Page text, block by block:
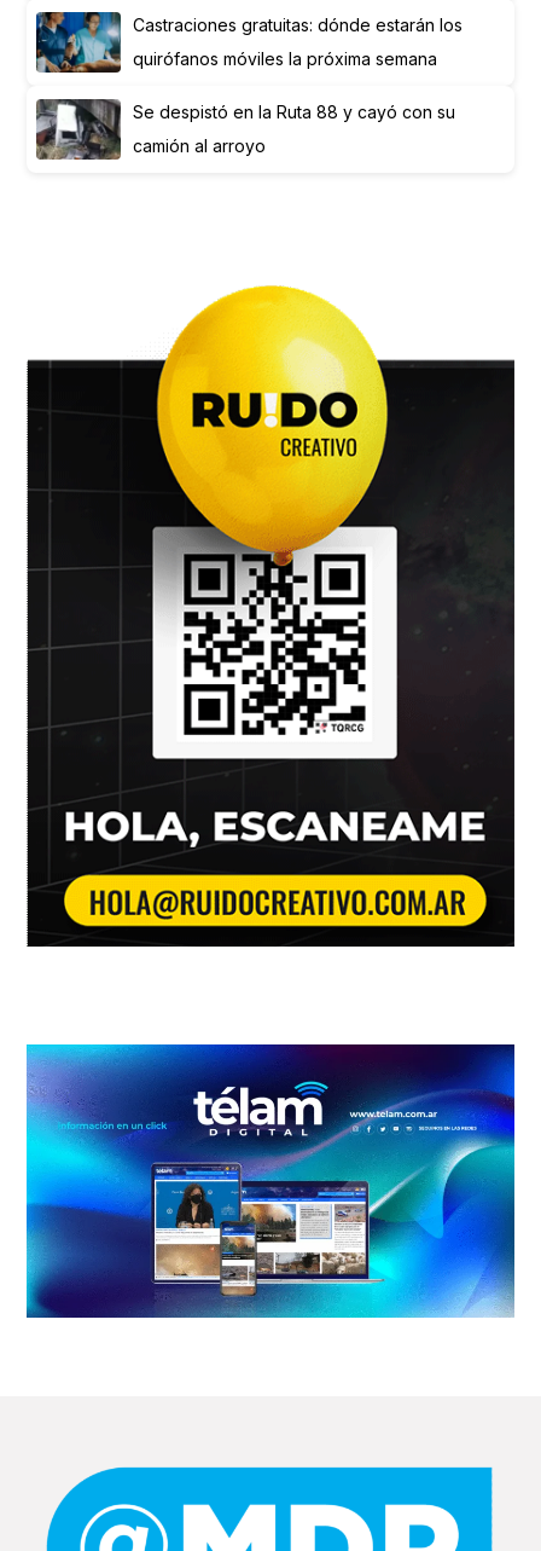
Castraciones gratuitas: dónde estarán los
quirófanos móviles la próxima semana
Se despistó en la Ruta 88 y cayó con su
camión al arroyo